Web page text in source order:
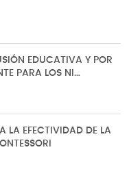
EDUCATIVA Y POR
PARA LOS NI…
LA EFECTIVIDAD DE LA